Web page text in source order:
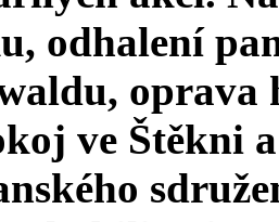
odhalení
ve Štěkni